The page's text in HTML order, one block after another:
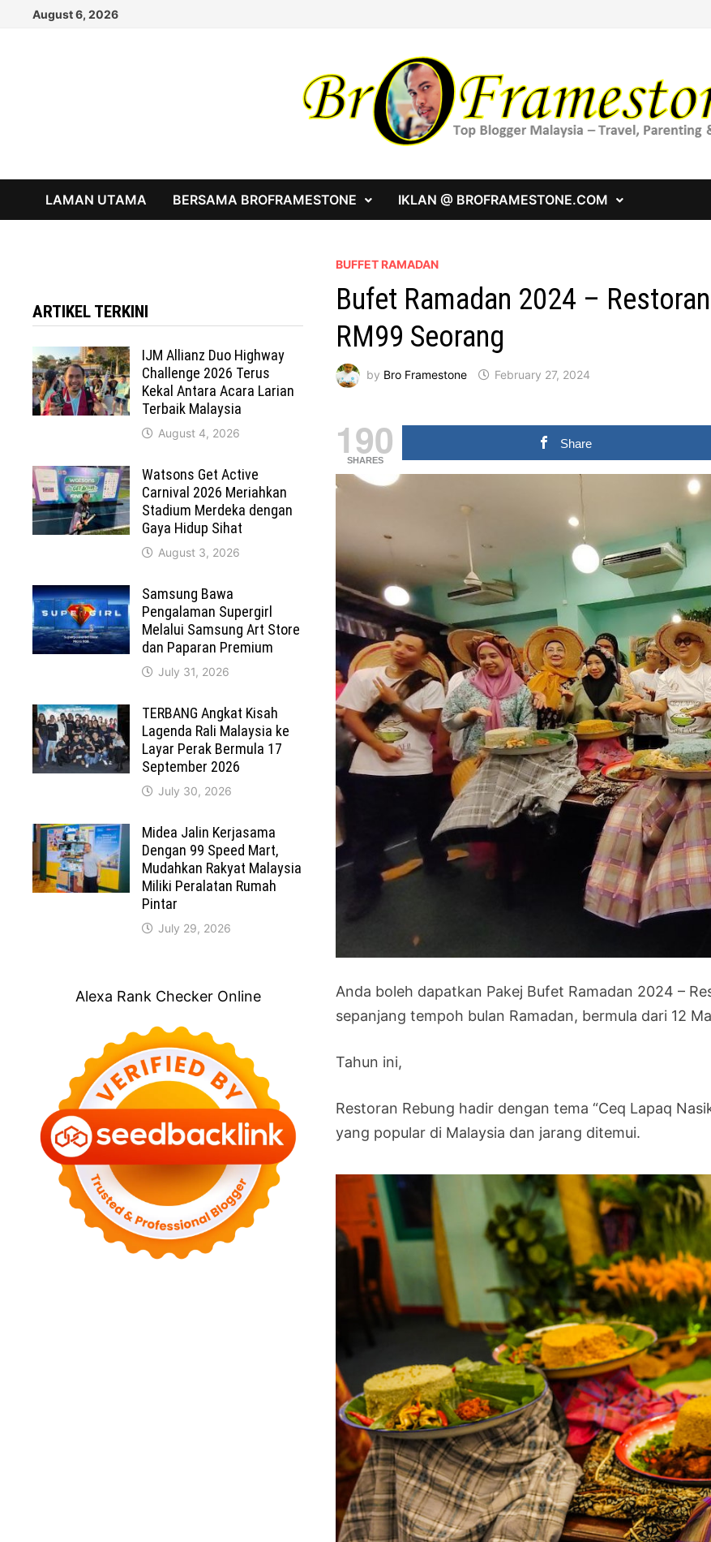
August 6, 2026
LAMAN UTAMA BERSAMA BROFRAMESTONE IKLAN @ BROFRAMESTONE.COM
BUFFET RAMADAN
Bufet Ramadan 2024 –
RM99 Seorang
by Bro Framestone February 27, 2024
190
SHARES
Share
Anda boleh dapatkan Pakej Bufet Ramadan 2024 –
sepanjang tempoh bulan Ramadan, bermula dari 12
Tahun ini,
Restoran Rebung hadir dengan tema “Ceq Lapaq
yang popular di Malaysia dan jarang ditemui.
ARTIKEL TERKINI
IJM Allianz Duo Highway
Challenge 2026 Terus
Kekal Antara Acara Larian
Terbaik Malaysia
August 4, 2026
Watsons Get Active
Carnival 2026 Meriahkan
Stadium Merdeka dengan
Gaya Hidup Sihat
August 3, 2026
Samsung Bawa
Pengalaman Supergirl
Melalui Samsung Art Store
dan Paparan Premium
July 31, 2026
TERBANG Angkat Kisah
Lagenda Rali Malaysia ke
Layar Perak Bermula 17
September 2026
July 30, 2026
Midea Jalin Kerjasama
Dengan 99 Speed Mart,
Mudahkan Rakyat Malaysia
Miliki Peralatan Rumah
Pintar
July 29, 2026
Alexa Rank Checker Online